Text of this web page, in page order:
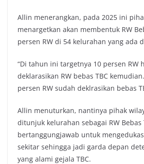
Allin menerangkan, pada 2025 ini
menargetkan akan membentuk RW
persen RW di 54 kelurahan yang ada
“Di tahun ini targetnya 10 persen RW
deklarasikan RW bebas TBC
persen RW sudah deklrasikan bebas
Allin menuturkan, nantinya pihak
ditunjuk kelurahan sebagai RW Bebas
bertanggungjawab untuk
sekitar sehingga jadi garda depan
yang alami gejala TBC.